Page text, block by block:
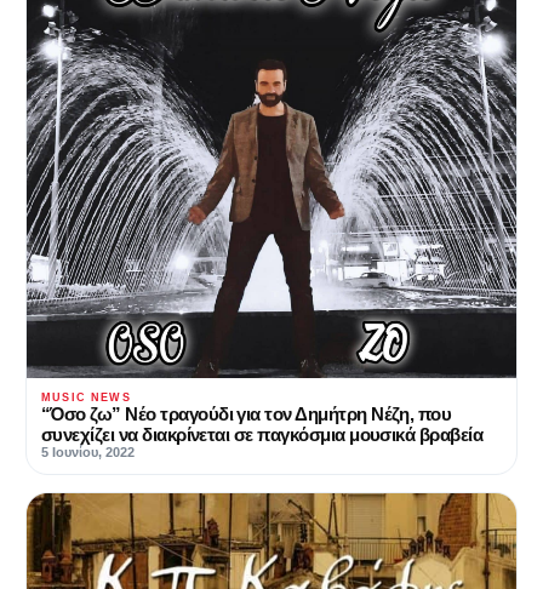
MUSIC NEWS
“Όσο ζω” Νέο τραγούδι για τον Δημήτρη Νέζη, που
συνεχίζει να διακρίνεται σε παγκόσμια μουσικά βραβεία
5 Ιουνίου, 2022